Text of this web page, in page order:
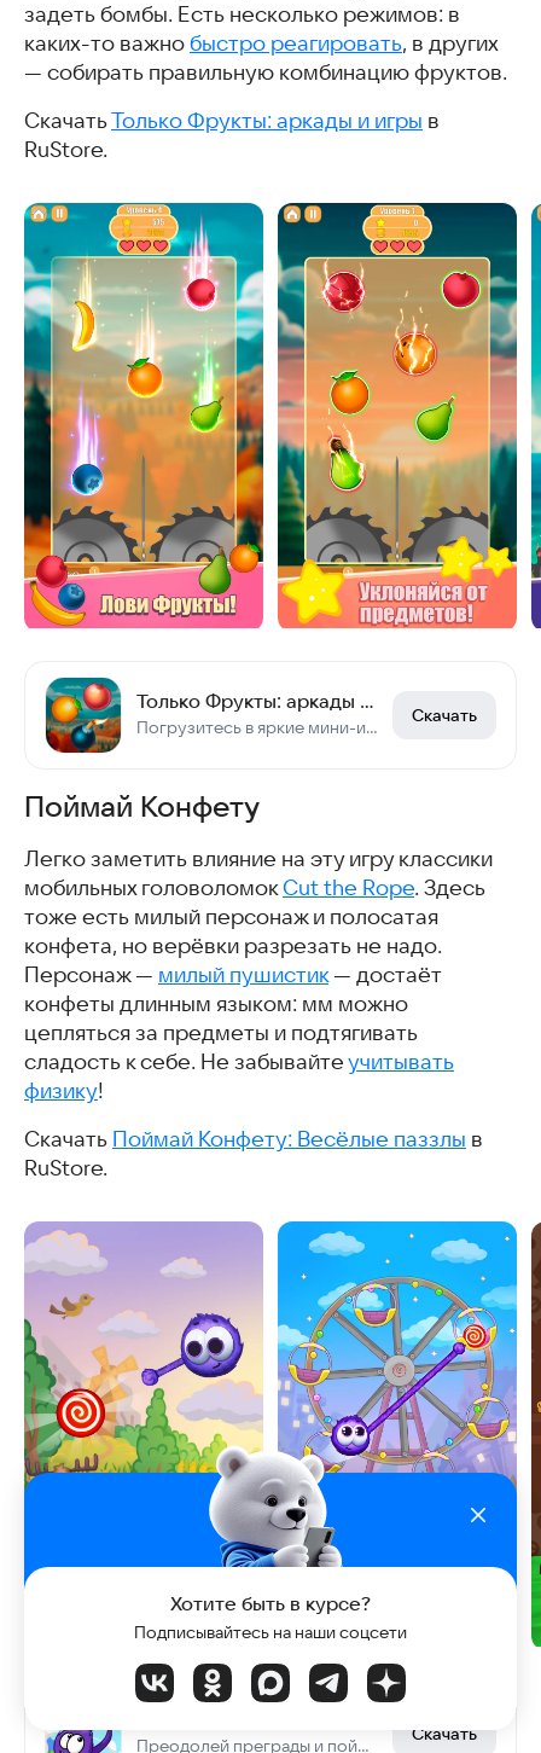
задеть бомбы. Есть несколько режимов: в
каких-то важно быстро реагировать, в других
— собирать правильную комбинацию фруктов.
СкачатьТолько Фрукты: аркады и игры в
RuStore.
Только Фрукты: аркады и игры
Погрузитесь в яркие мини-игры, расслабьтесь и выполняйте задания с фруктами!
Скачать
Поймай Конфету
Легко заметить влияние на эту игру классики
мобильных головоломокCut the Rope. Здесь
тоже есть милый персонаж и полосатая
конфета, но верёвки разрезать не надо.
Персонаж — милый пушистик— достаёт
конфеты длинным языком: мм можно
цепляться за предметы и подтягивать
сладость к себе. Не забывайте учитывать
физику!
Скачать Поймай Конфету: Весёлые паззлы в
RuStore.
Преодолей преграды и поймай конфету!
Скачать
Хотите быть в курсе?
Подписывайтесь на наши соцсети